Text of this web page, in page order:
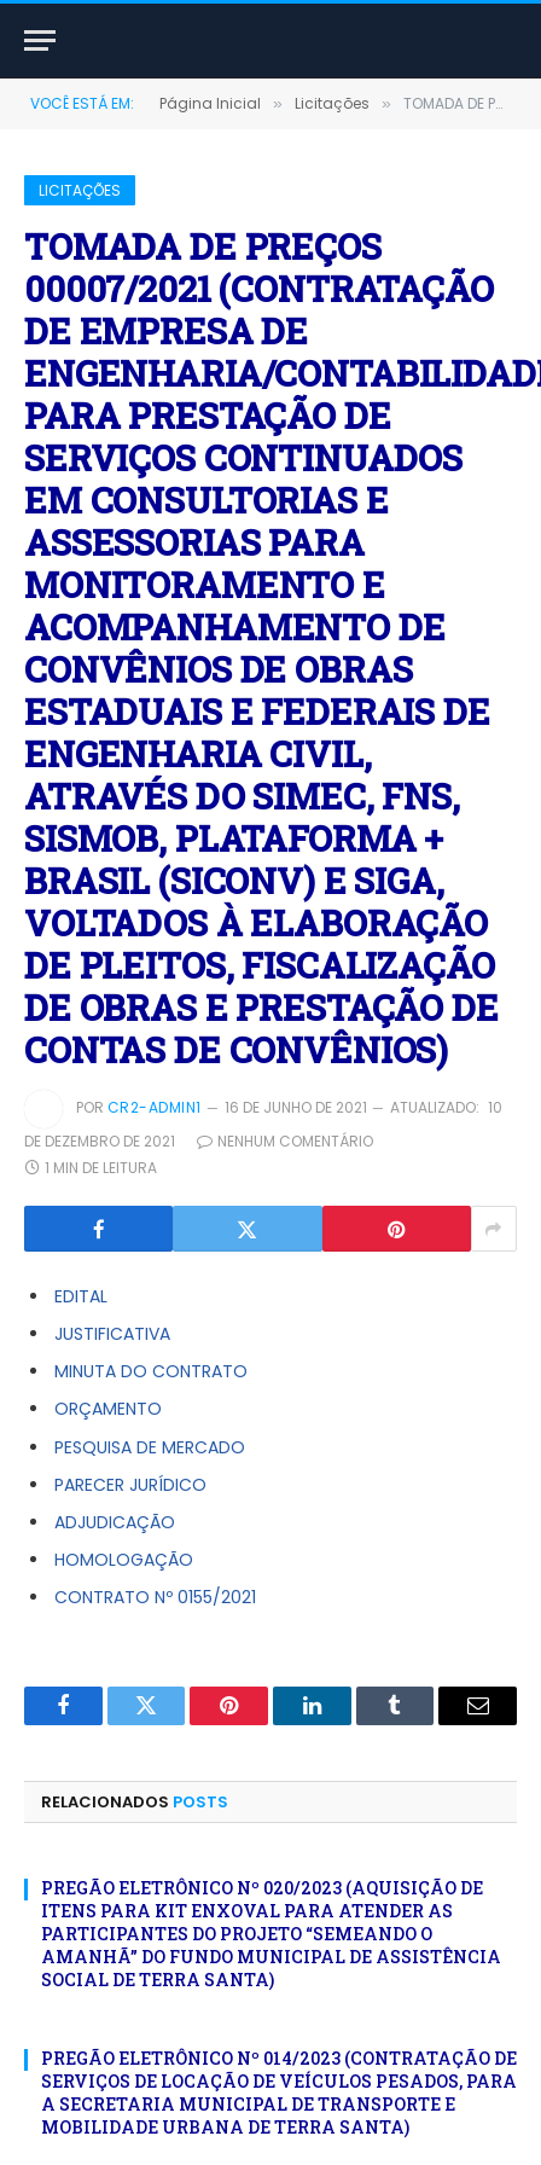
VOCÊ ESTÁ EM: Página Inicial » Licitações » TOMADA DE PREÇOS 00007/2021 (CONTRATAÇÃO DE EMPRESA DE ENGENHARIA/CONTABILIDADE PARA PRESTAÇÃO DE SERVIÇOS CONTINUADOS EM CONSULTORIAS E ASSESSORIAS PARA MONITORAMENTO E ACOMPANHAMENTO DE CONVÊNIOS DE OBRAS ESTADUAIS E FEDERAIS DE ENGENHARIA CIVIL, ATRAVÉS DO SIMEC, FNS, SISMOB, PLATAFORMA + BRASIL (SICONV) E SIGA, VOLTADOS À ELABORAÇÃO DE PLEITOS, FISCALIZAÇÃO DE OBRAS E PRESTAÇÃO DE CONTAS DE CONVÊNIOS)
LICITAÇÕES
TOMADA DE PREÇOS
00007/2021 (CONTRATAÇÃO
DE EMPRESA DE
ENGENHARIA/
PARA PRESTAÇÃO DE
SERVIÇOS CONTINUADOS
EM CONSULTORIAS E
ASSESSORIAS PARA
MONITORAMENTO E
ACOMPANHAMENTO DE
CONVÊNIOS DE OBRAS
ESTADUAIS E FEDERAIS DE
ENGENHARIA CIVIL,
ATRAVÉS DO SIMEC, FNS,
SISMOB, PLATAFORMA +
BRASIL (SICONV) E SIGA,
VOLTADOS À ELABORAÇÃO
DE PLEITOS, FISCALIZAÇÃO
DE OBRAS E PRESTAÇÃO DE
CONTAS DE CONVÊNIOS)
POR CR2-ADMIN1 16 DE JUNHO DE 2021 ATUALIZADO: 10
DE DEZEMBRO DE 2021
NENHUM COMENTÁRIO
1 MIN DE LEITURA
EDITAL
JUSTIFICATIVA
MINUTA DO CONTRATO
ORÇAMENTO
PESQUISA DE MERCADO
PARECER JURÍDICO
ADJUDICAÇÃO
HOMOLOGAÇÃO
CONTRATO Nº 0155/2021
FacebookTwitter Pinterest LinkedInTumblr
E-
RELACIONADOS POSTS
PREGÃO ELETRÔNICO Nº 020/2023 (AQUISIÇÃO DE
ITENS PARA KIT ENXOVAL PARA ATENDER AS
PARTICIPANTES DO PROJETO “SEMEANDO O
AMANHÃ” DO FUNDO MUNICIPAL DE ASSISTÊNCIA
SOCIAL DE TERRA SANTA)
PREGÃO ELETRÔNICO Nº 014/2023 (CONTRATAÇÃO DE
SERVIÇOS DE LOCAÇÃO DE VEÍCULOS PESADOS, PARA
A SECRETARIA MUNICIPAL DE TRANSPORTE E
MOBILIDADE URBANA DE TERRA SANTA)